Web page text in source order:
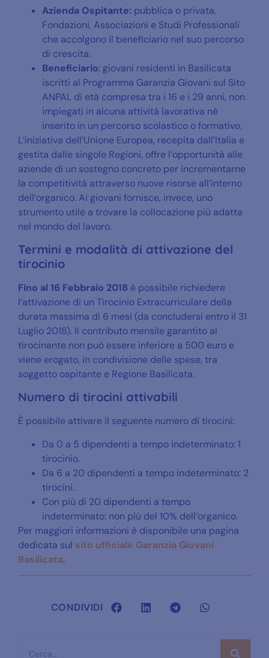
Azienda Ospitante: pubblica o privata,
Fondazioni, Associazioni e Studi Professionali
che accolgono il beneficiario nel suo percorso
di crescita.
Beneficiario: giovani residenti in Basilicata
iscritti al Programma Garanzia Giovani sul Sito
ANPAL di età compresa tra i 16 e i 29 anni, non
impiegati in alcuna attività lavorativa né
inserito in un percorso scolastico o formativo.
L’iniziativa dell’Unione Europea, recepita dall’Italia e
gestita dalle singole Regioni, offre l’opportunità alle
aziende di un sostegno concreto per incrementarne
la competitività attraverso nuove risorse all’interno
dell’organico. Ai giovani fornisce, invece, uno
strumento utile a trovare la collocazione più adatta
nel mondo del lavoro.
Termini e modalità di attivazione del
tirocinio
Fino al 16 Febbraio 2018 è possibile richiedere
l’attivazione di un Tirocinio Extracurriculare della
durata massima di 6 mesi (da concludersi entro il 31
Luglio 2018). Il contributo mensile garantito al
tirocinante non può essere inferiore a 500 euro e
viene erogato, in condivisione delle spese, tra
soggetto ospitante e Regione Basilicata.
Numero di tirocini attivabili
È possibile attivare il seguente numero di tirocini:
Da 0 a 5 dipendenti a tempo indeterminato: 1
tirocinio.
Da 6 a 20 dipendenti a tempo indeterminato: 2
tirocini.
Con più di 20 dipendenti a tempo
indeterminato: non più del 10% dell’organico.
Per maggiori informazioni è disponibile una pagina
dedicata sul sito ufficiale Garanzia Giovani
Basilicata.
CONDIVIDI